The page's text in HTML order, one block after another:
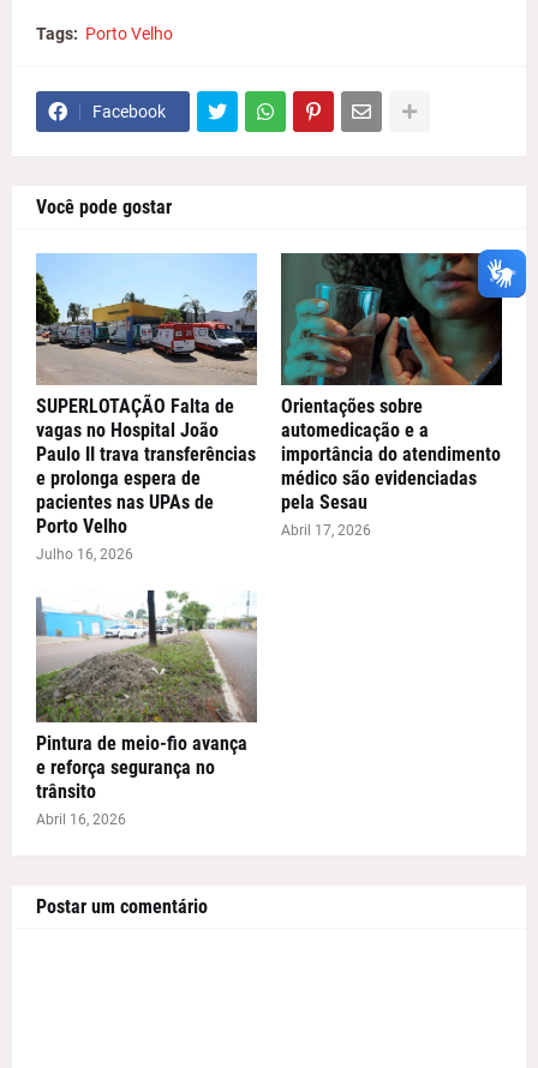
Tags: Porto Velho
Facebook
Você pode gostar
SUPERLOTAÇÃO Falta de
vagas no Hospital João
Paulo II trava transferências
e prolonga espera de
pacientes nas UPAs de
Porto Velho
Julho 16, 2026
Orientações sobre
automedicação e a
importância do atendimento
médico são evidenciadas
pela Sesau
Abril 17, 2026
Pintura de meio-fio avança
e reforça segurança no
trânsito
Abril 16, 2026
Postar um comentário